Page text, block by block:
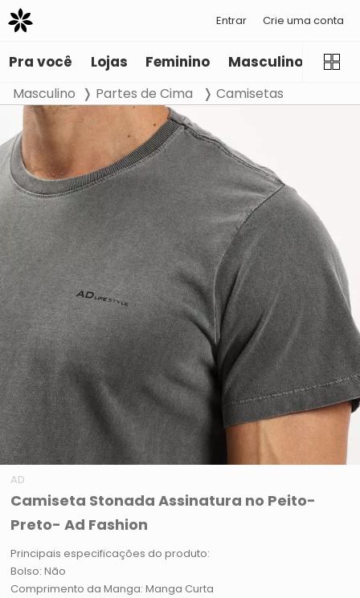
Entrar Crie uma conta
Pra você Lojas Feminino Masculino
Masculino Partes de Cima Camisetas
AD
Camiseta Stonada Assinatura no Peito-
Preto- Ad Fashion
Principais especificações do produto:
Bolso: Não
Comprimento da Manga: Manga Curta